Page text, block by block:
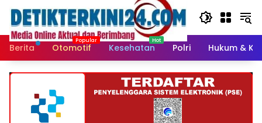
Langsung
konten
Berita
Otomotif Kesehatan Polri Hukum &